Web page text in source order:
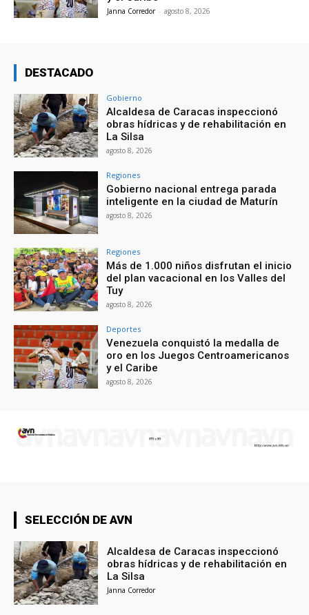
Janna Corredor - agosto 8, 2026
DESTACADO
Gobierno
Alcaldesa de Caracas inspeccionó
obras hídricas y de rehabilitación en
La Silsa
agosto 8, 2026
Regiones
Gobierno nacional entrega parada
inteligente en la ciudad de Maturín
agosto 8, 2026
Regiones
Más de 1.000 niños disfrutan el inicio
del plan vacacional en los Valles del
Tuy
agosto 8, 2026
Deportes
Venezuela conquistó la medalla de
oro en los Juegos Centroamericanos
y el Caribe
agosto 8, 2026
SELECCIÓN DE AVN
Alcaldesa de Caracas inspeccionó
obras hídricas y de rehabilitación en
La Silsa
Janna Corredor